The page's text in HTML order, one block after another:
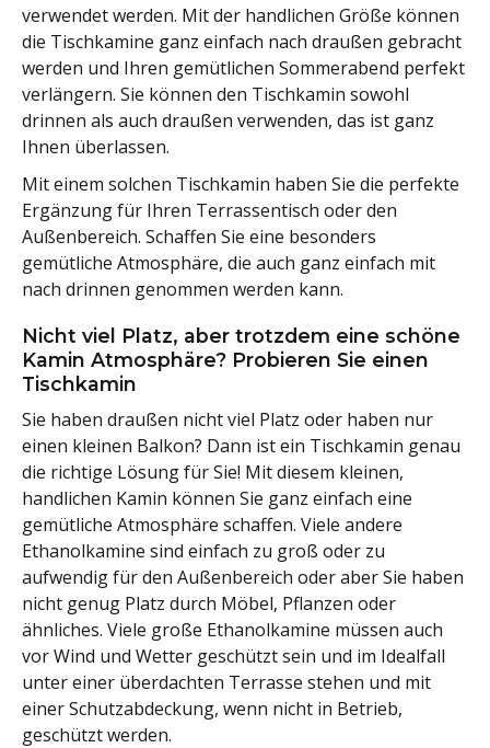
verwendet werden. Mit der handlichen Größe können
die Tischkamine ganz einfach nach draußen gebracht
werden und Ihren gemütlichen Sommerabend perfekt
verlängern. Sie können den Tischkamin sowohl
drinnen als auch draußen verwenden, das ist ganz
Ihnen überlassen.
Mit einem solchen Tischkamin haben Sie die perfekte
Ergänzung für Ihren Terrassentisch oder den
Außenbereich. Schaffen Sie eine besonders
gemütliche Atmosphäre, die auch ganz einfach mit
nach drinnen genommen werden kann.
Nicht viel Platz, aber trotzdem eine schöne
Kamin Atmosphäre? Probieren Sie einen
Tischkamin
Sie haben draußen nicht viel Platz oder haben nur
einen kleinen Balkon? Dann ist ein Tischkamin genau
die richtige Lösung für Sie! Mit diesem kleinen,
handlichen Kamin können Sie ganz einfach eine
gemütliche Atmosphäre schaffen. Viele andere
Ethanolkamine sind einfach zu groß oder zu
aufwendig für den Außenbereich oder aber Sie haben
nicht genug Platz durch Möbel, Pflanzen oder
ähnliches. Viele große Ethanolkamine müssen auch
vor Wind und Wetter geschützt sein und im Idealfall
unter einer überdachten Terrasse stehen und mit
einer Schutzabdeckung, wenn nicht in Betrieb,
geschützt werden.